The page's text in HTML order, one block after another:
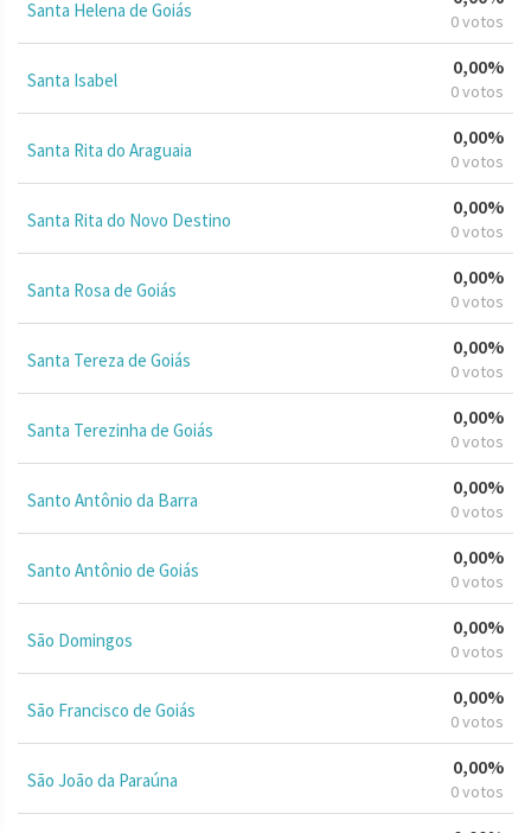
Santa Helena de Goiás 0 votos
Santa Isabel
0,00%
0 votos
Santa Rita do Araguaia
0,00%
0 votos
Santa Rita do Novo Destino
0,00%
0 votos
Santa Rosa de Goiás
0,00%
0 votos
Santa Tereza de Goiás
0,00%
0 votos
Santa Terezinha de Goiás
0,00%
0 votos
Santo Antônio da Barra
0,00%
0 votos
Santo Antônio de Goiás
0,00%
0 votos
São Domingos
0,00%
0 votos
São Francisco de Goiás
0,00%
0 votos
São João da Paraúna
0,00%
0 votos